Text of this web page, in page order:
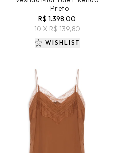
- Preto
R$ 1.398,00
10 X R$ 139,80
WISHLIST